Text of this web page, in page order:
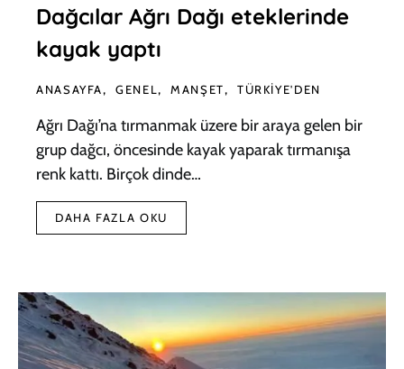
Dağcılar Ağrı Dağı eteklerinde
kayak yaptı
ANASAYFA GENEL MANŞET TÜRKIYE'DEN
Ağrı Dağı’na tırmanmak üzere bir araya gelen bir
grup dağcı, öncesinde kayak yaparak tırmanışa
renk kattı. Birçok dinde…
DAHA FAZLA OKU